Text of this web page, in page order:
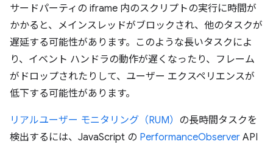
サードパーティの iframe 内のスクリプトの実行に時間が
かかると、メインスレッドがブロックされ、他のタスクが
遅延する可能性があります。このような長いタスクによ
り、イベント ハンドラの動作が遅くなったり、フレーム
がドロップされたりして、ユーザー エクスペリエンスが
低下する可能性があります。
リアルユーザー モニタリング（RUM） の長時間タスクを
検出するには、JavaScript の PerformanceObserver API